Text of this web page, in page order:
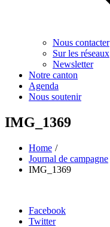
Nous contacter
Sur les réseaux
Newsletter
Notre canton
Agenda
Nous soutenir
IMG_1369
Home
Journal de campagne
IMG_1369
PartagerFacebook
Twitter